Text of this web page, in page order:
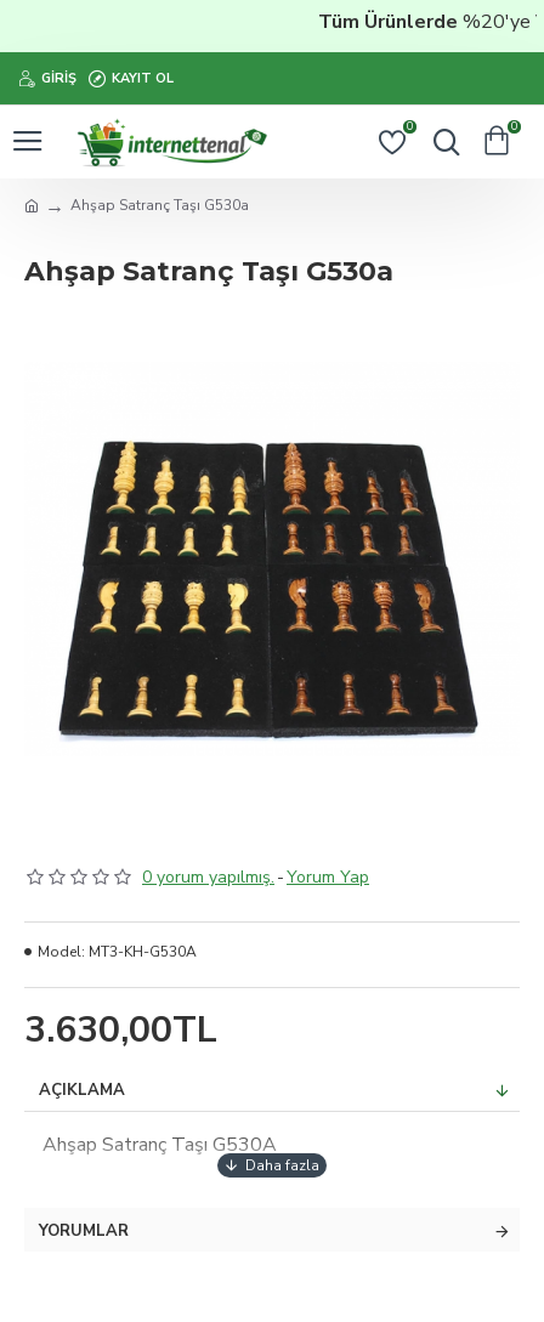
Tüm Ürünlerde%20'ye
GIRIŞ KAYIT OL
0 0
Ahşap Satranç Taşı G530a
Ahşap Satranç Taşı G530a
0 yorum yapılmış. -Yorum Yap
3.630,00TL
Model: MT3-KH-G530A
AÇIKLAMA
Ahşap Satranç Taşı G530A
YORUMLAR